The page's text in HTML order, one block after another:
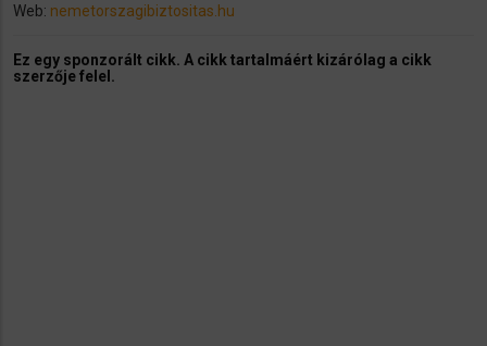
Web: nemetorszagibiztositas.hu
Ez egy sponzorált cikk. A cikk tartalmáért kizárólag a cikk
szerzője felel.